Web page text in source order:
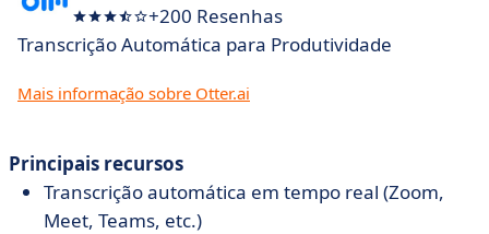
+200 Resenhas
Transcrição Automática para Produtividade
Mais informação sobre Otter.ai
Principais recursos
Transcrição automática em tempo real (Zoom,
Meet, Teams, etc.)